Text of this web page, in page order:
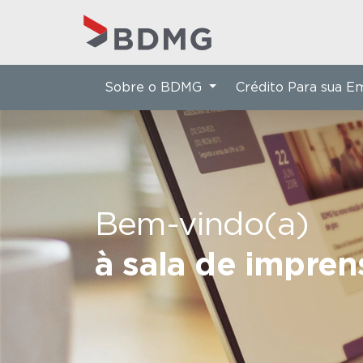
Bem-vindo(a)
à sala de
Sobre o BDMG Crédito Para sua